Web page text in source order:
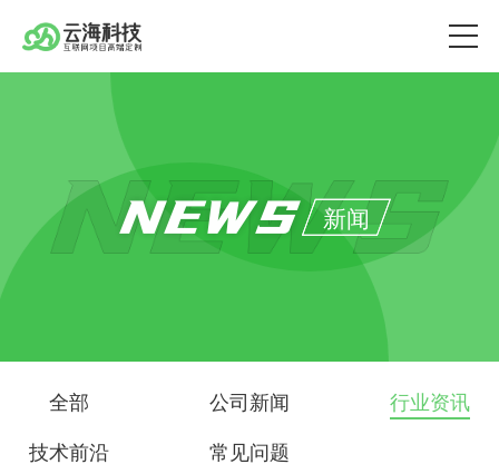
NEWS 新闻
全部 公司新闻
行业资讯
技术前沿
常见问题